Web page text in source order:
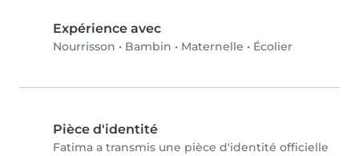
Expérience avec
Nourrisson • Bambin • Maternelle • Écolier
Pièce d'identité
Fatima a transmis une pièce d'identité officielle